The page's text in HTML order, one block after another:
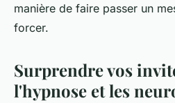
manière de faire passer un
forcer.
Surprendre vos
l'hypnose et les